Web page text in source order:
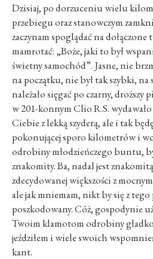
Dzisiaj, po dorzuceniu wielu
przebiegu oraz stanowczym
zaczynam spoglądać na
mamrotać: „Boże, jaki to był
świetny samochód”. Jasne, nie
na początku, nie był tak szybki,
należało sięgać po czarny, droższy
w 201-konnym Clio R.S. wydawało
Ciebie z lekką szyderą, ale i tak
pokonującej sporo kilometrów i
odrobiny młodzieńczego buntu,
znakomity. Ba, nadal jest
zdecydowanej większości z
ale jak mniemam, nikt by się z
poszkodowany. Cóż, gospodynie
Twoim klamotom odrobiny
jeździłem i wiele swoich
kant.